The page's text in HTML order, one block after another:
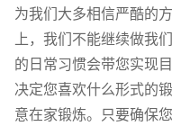
为我们大多相信严酷的
上，我们不能继续做我
的日常习惯会带您实现
决定您喜欢什么形式的
意在家锻炼。只要确保